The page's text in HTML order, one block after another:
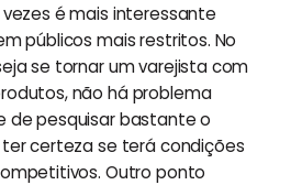
é mais interessante
públicos mais restritos. No
se tornar um varejista com
não há problema
de pesquisar bastante o
certeza se terá condições
Outro ponto